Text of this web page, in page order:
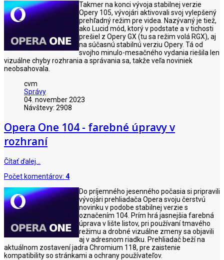
Takmer na konci vývoja stabilnej verzie
Opery 105, vývojári aktivovali svoj vylepšený
prehľadný režim pre videa. Nazývaný je tiež,
ako Lucid mód, ktorý v podstate a v tichosti
prešiel z Opery GX (tu sa režim volá RGX), aj
na súčasnú stabilnú verziu Opery. Tá od
svojho minulo-mesačného vydania riešila len
vizuálne chyby rozhrania a správania sa, takže veľa noviniek
neobsahovala.
cvm
Správy
04. november 2023
Návštevy: 2908
Opera One 104 - farebné úpravy v
rozhraní
Čítať ďalej…
Počet komentárov: 4
Do príjemného jesenného počasia si pripravili
vývojári prehliadača Opera svoju čerstvú
novinku v podobe stabilnej verzie s
označením 104. Prím hrá jasnejšia farebná
úprava v lište listov, pri používaní tmavého
režimu a drobné vizuálne zmeny sa objavili
aj v adresnom riadku. Prehliadač beží na
aktuálnom zostavení jadra Chromium 118, pre zaistenie
kompatibility so stránkami a ochrany používateľov.